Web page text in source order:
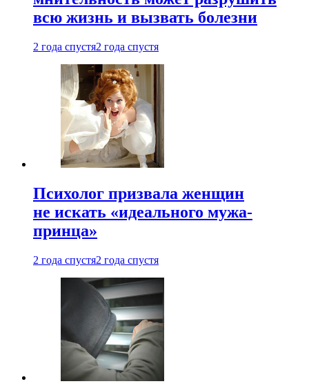
всю жизнь и вызвать болезни
2 года спустя2 года спустя
Психолог призвала женщин
не искать «идеального мужа-
принца»
2 года спустя2 года спустя